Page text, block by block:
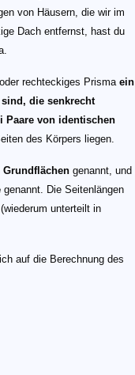
von Häusern, die wir im
Dach entfernst, hast du
rechteckiges Prisma ein
die senkrecht
Paare von identischen
des Körpers liegen.
Grundflächen genannt, und
genannt. Die Seitenlängen
unterteilt in
auf die Berechnung des